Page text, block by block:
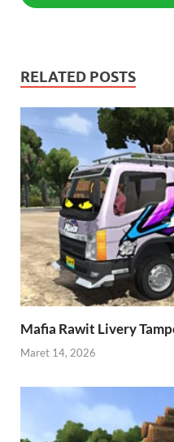
RELATED POSTS
Mafia Rawit Livery
Maret 14, 2026